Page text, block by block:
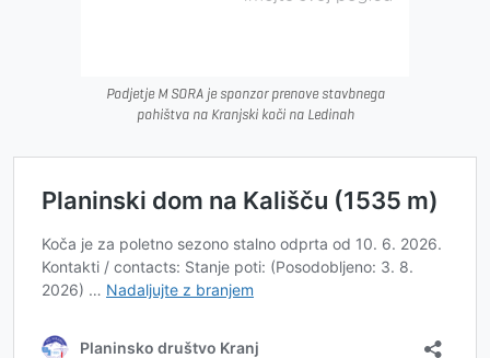
Podjetje M SORA je sponzor prenove stavbnega
pohištva na Kranjski koči na Ledinah